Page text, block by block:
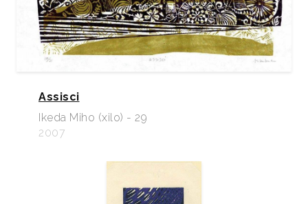
Assisci
Ikeda Miho (xilo) - 29
2007